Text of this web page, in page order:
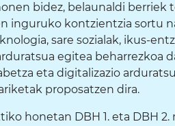
bidez, belaunaldi
inguruko kontzientzia sortu
sare sozialak, ikus-
egitea beharrezkoa
eta digitalizazio
proposatzen dira.
honetan DBH 1. eta DBH